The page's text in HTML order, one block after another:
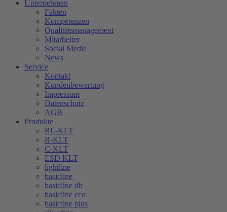
Unternehmen
Fakten
Kompetenzen
Qualitätsmanagement
Mitarbeiter
Social Media
News
Service
Kontakt
Kundenbewertung
Impressum
Datenschutz
AGB
Produkte
RL-KLT
R-KLT
C-KLT
ESD KLT
lightline
basicline
basicline db
basicline eco
basicline plus